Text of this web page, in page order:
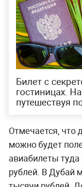
Билет с
гостиницах.
путешествуя
Отмечается, что
можно будет
авиабилеты
рублей. В Дубай